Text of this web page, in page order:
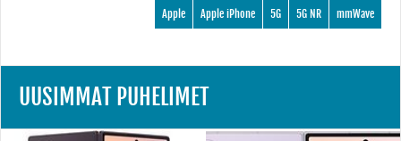
mmWave
5G NR
5G
Apple iPhone
Apple
UUSIMMAT PUHELIMET